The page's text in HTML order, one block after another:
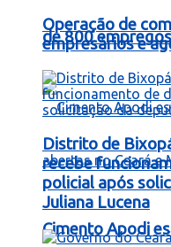
de 800
Cimento Apodi
Operação de
empresários e
Distrito de
recebe
policial após
Juliana Lucena